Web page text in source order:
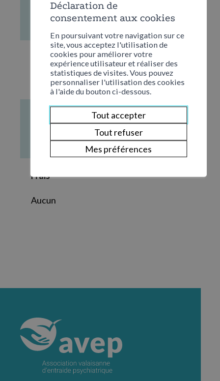
Soirée à thème "Et si on parlait psy..."
Date
Mardi 25 août 2026
18:00
Frais
Aucun
Déclaration de
consentement aux cookies
En poursuivant votre navigation sur ce
site, vous acceptez l'utilisation de
cookies pour améliorer votre
expérience utilisateur et réaliser des
statistiques de visites. Vous pouvez
personnaliser l'utilisation des cookies
à l'aide du bouton ci-dessous.
Tout accepter
Tout refuser
Mes préférences